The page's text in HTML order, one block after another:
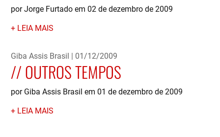
por Jorge Furtado em 02 de dezembro de 2009
LEIA MAIS
Giba Assis Brasil 01/12/2009
OUTROS TEMPOS
por Giba Assis Brasil em 01 de dezembro de 2009
LEIA MAIS